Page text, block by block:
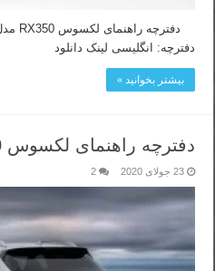
دفترچه: انگلیسی لینک دانلود
بیشتر بخوانید »
دفترچه راهنمای لکسوس RX350 مدل 2015
23 جولای 2020 2